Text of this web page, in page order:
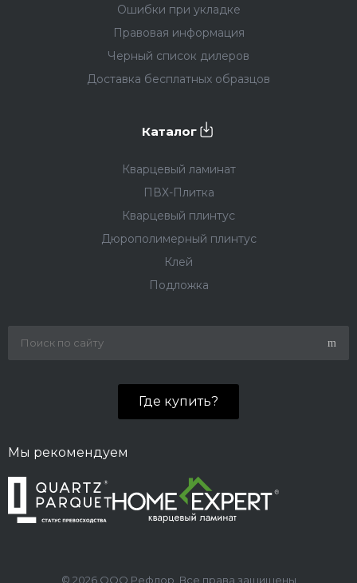
Ошибки при укладке
Правовая информация
Черный список дилеров
Доставка бесплатных образцов
Каталог
Кварцевый ламинат
ПВХ-Плитка
Кварцевый плинтус
Дюрополимерный плинтус
Клей
Подложка
Где купить?
Мы рекомендуем
© 2026 ООО Рефлор, Все права защищены